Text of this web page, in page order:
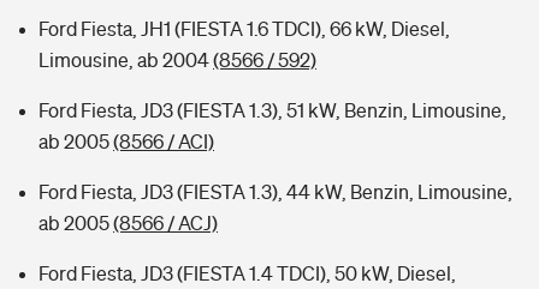
Ford Fiesta, JH1 (FIESTA 1.6 TDCI), 66 kW, Diesel,
Limousine, ab 2004(8566 / 592)
Ford Fiesta, JD3 (FIESTA 1.3), 51 kW, Benzin, Limousine,
ab 2005(8566 / ACI)
Ford Fiesta, JD3 (FIESTA 1.3), 44 kW, Benzin, Limousine,
ab 2005(8566 / ACJ)
Ford Fiesta, JD3 (FIESTA 1.4 TDCI), 50 kW, Diesel,